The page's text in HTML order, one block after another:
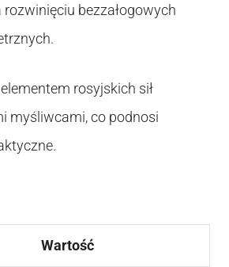
bezzałogowych
rosyjskich sił
myśliwcami, co podnosi
Wartość